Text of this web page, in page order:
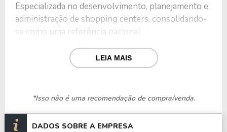
Especializada no desenvolvimento, planejamento e
administração de shopping centers, consolidando-
se como uma referência nacional.
Além disso, a Multiplan também investe em
projetos imobiliários multiuso, combinando
valor às regiões onde atua.
Com um portfólio robusto, a Multiplan opera 19
LEIA MAIS
*Isso não é uma recomendação de compra/venda.
DADOS SOBRE A EMPRESA